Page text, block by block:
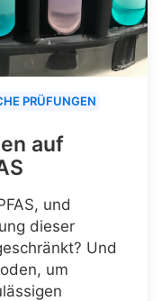
PRÜFUNGEN
auf
und
dieser
Und
um